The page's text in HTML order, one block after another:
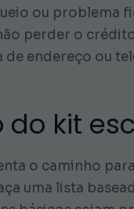
ou problema
perder o
de endereço ou
kit
o caminho
uma lista